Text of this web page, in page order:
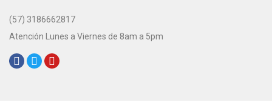
(57) 3186662817
Atención Lunes a Viernes de 8am a 5pm